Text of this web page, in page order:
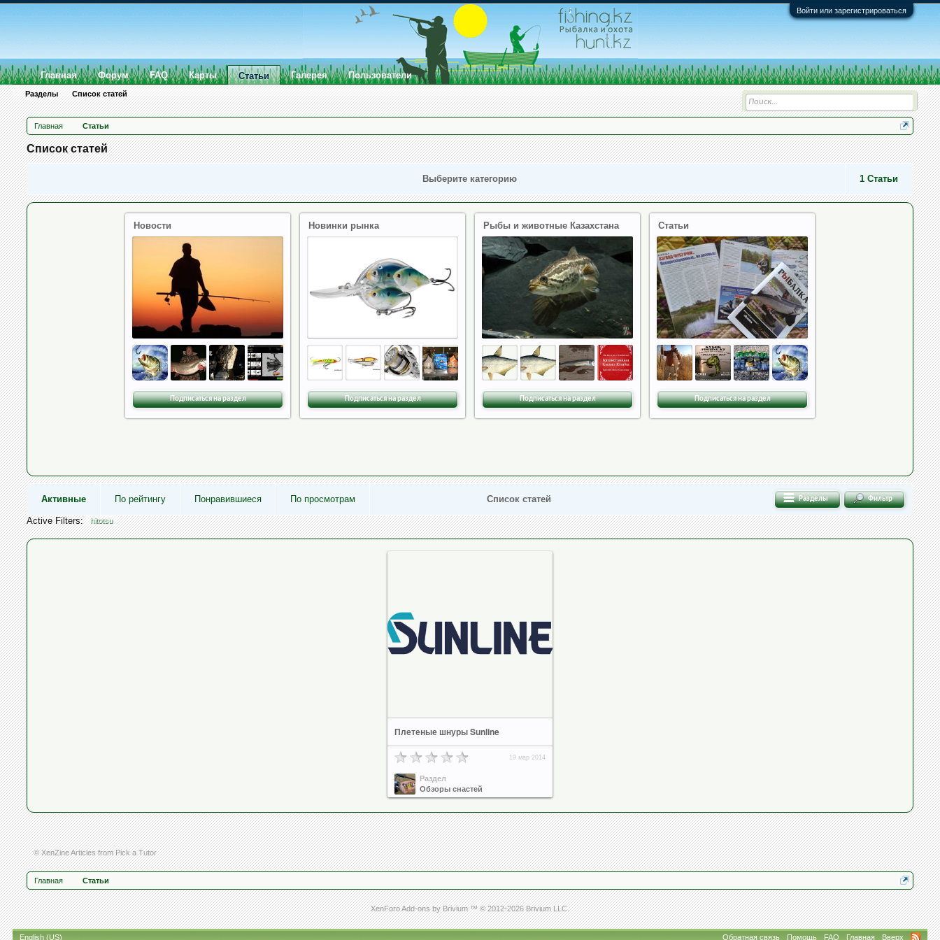
Войти или зарегистрироваться
Главная Статьи
Список статей
Выберите категорию 1Статьи
Новости
Подписаться на раздел
Новинки рынка
Подписаться на раздел
Рыбы и животные Казахстана
Подписаться на раздел
Статьи
Подписаться на раздел
Активные По рейтингу Понравившиеся По просмотрам Список статей Разделы Фильтр
Active Filters: hitotsu
Плетеные шнуры Sunline
19 мар 2014
Раздел
Обзоры снастей
© XenZineArticlesfromPick a Tutor
Главная Статьи
XenForo Add-ons by Brivium ™ © 2012-2026 Brivium LLC.
Главная Форум FAQ Карты Статьи
Разделы Список статей
Галерея Пользователи
English (US) Обратная связь Помощь FAQ Главная Вверх